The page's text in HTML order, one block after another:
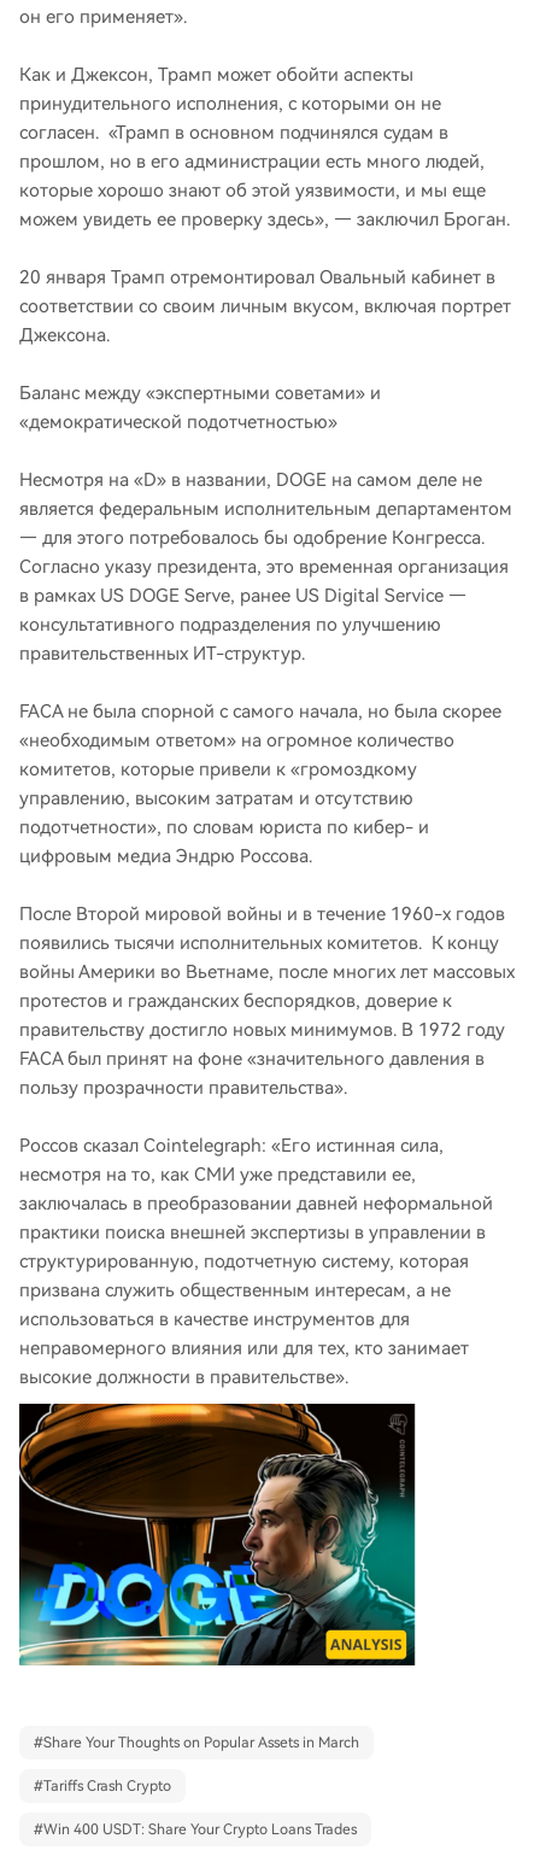
он его применяет».
Как и Джексон, Трамп может обойти аспекты
принудительного исполнения, с которыми он не
согласен. «Трамп в основном подчинялся судам в
прошлом, но в его администрации есть много людей,
которые хорошо знают об этой уязвимости, и мы еще
можем увидеть ее проверку здесь», — заключил Броган.
20 января Трамп отремонтировал Овальный кабинет в
соответствии со своим личным вкусом, включая портрет
Джексона.
Баланс между «экспертными советами» и
«демократической подотчетностью»
Несмотря на «D» в названии, DOGE на самом деле не
является федеральным исполнительным департаментом
— для этого потребовалось бы одобрение Конгресса.
Согласно указу президента, это временная организация
в рамках US DOGE Serve, ранее US Digital Service —
консультативного подразделения по улучшению
правительственных ИТ-структур.
FACA не была спорной с самого начала, но была скорее
«необходимым ответом» на огромное количество
комитетов, которые привели к «громоздкому
управлению, высоким затратам и отсутствию
подотчетности», по словам юриста по кибер- и
цифровым медиа Эндрю Россова.
После Второй мировой войны и в течение 1960-х годов
появились тысячи исполнительных комитетов. К концу
войны Америки во Вьетнаме, после многих лет массовых
протестов и гражданских беспорядков, доверие к
правительству достигло новых минимумов. В 1972 году
FACA был принят на фоне «значительного давления в
пользу прозрачности правительства».
Россов сказал Cointelegraph: «Его истинная сила,
несмотря на то, как СМИ уже представили ее,
заключалась в преобразовании давней неформальной
практики поиска внешней экспертизы в управлении в
структурированную, подотчетную систему, которая
призвана служить общественным интересам, а не
использоваться в качестве инструментов для
неправомерного влияния или для тех, кто занимает
высокие должности в правительстве».
#Share Your Thoughts on Popular Assets in March
#Tariffs Crash Crypto
#Win 400 USDT: Share Your Crypto Loans Trades